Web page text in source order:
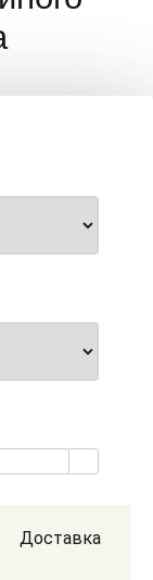
Доставка